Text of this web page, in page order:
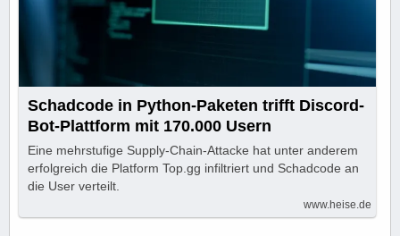
Schadcode in Python-Paketen trifft Discord-
Bot-Plattform mit 170.000 Usern
Eine mehrstufige Supply-Chain-Attacke hat unter anderem
erfolgreich die Platform Top.gg infiltriert und Schadcode an
die User verteilt.
www.heise.de